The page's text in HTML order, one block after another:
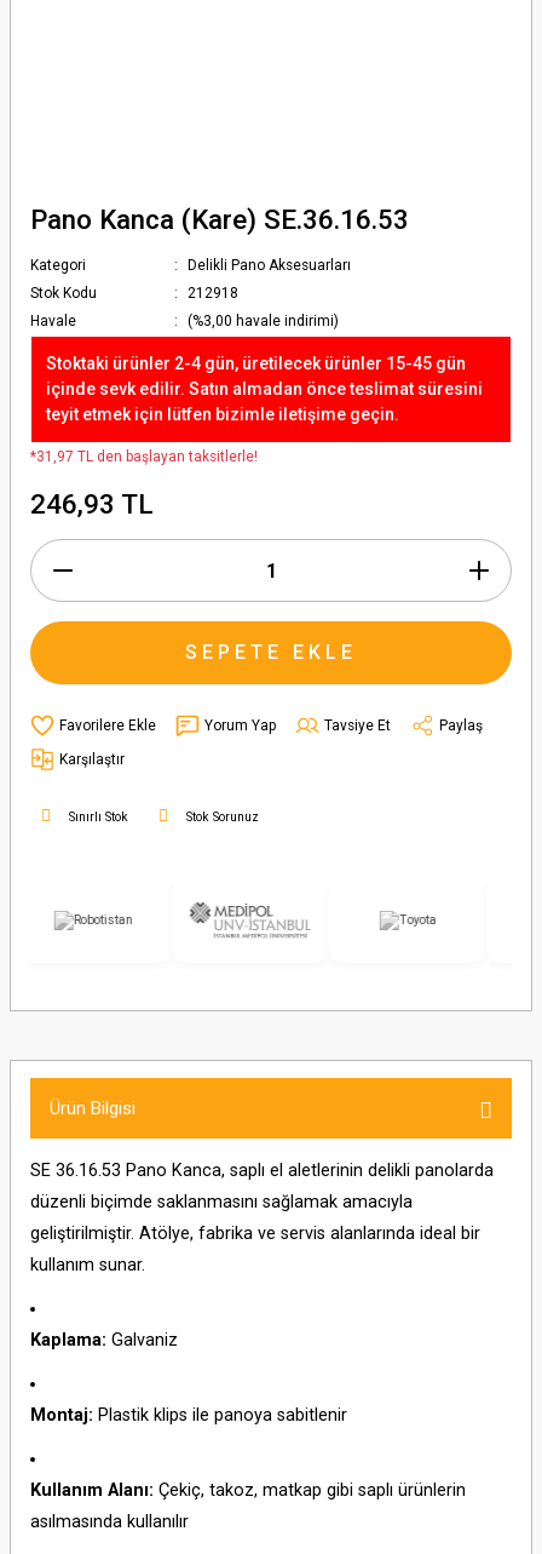
Pano Kanca (Kare) SE.36.16.53
Kategori
Delikli Pano Aksesuarları
Stok Kodu
212918
Havale
(%3,00 havale indirimi)
Stoktaki ürünler 2-4 gün, üretilecek ürünler 15-45 gün
içinde sevk edilir. Satın almadan önce teslimat süresini
teyit etmek için lütfen bizimle iletişime geçin.
*31,97 TL den başlayan taksitlerle!
246,93 TL
SEPETE EKLE
Yorum Yap Tavsiye Et
Paylaş
Karşılaştır
Sınırlı Stok Stok Sorunuz
Ürün Bilgisi
SE 36.16.53 Pano Kanca, saplı el aletlerinin delikli panolarda
düzenli biçimde saklanmasını sağlamak amacıyla
geliştirilmiştir. Atölye, fabrika ve servis alanlarında ideal bir
kullanım sunar.
Kaplama: Galvaniz
Montaj: Plastik klips ile panoya sabitlenir
Kullanım Alanı: Çekiç, takoz, matkap gibi saplı ürünlerin
asılmasında kullanılır